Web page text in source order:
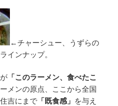
←チャーシュー、うずらの
インナップ。
「このラーメン、食べたこ
メンの原点、ここから全国
吉にまで 「既食感」 を与え